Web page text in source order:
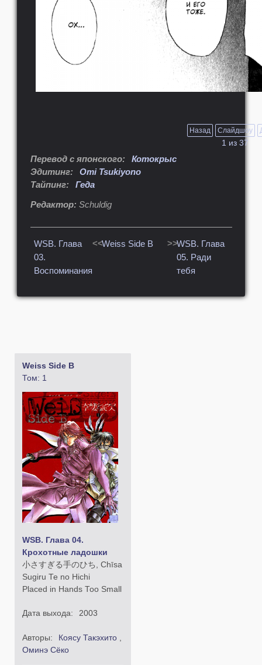
Назад Слайдшоу
1 из 37
Перевод с японского:
Котокрыс
Эдитинг:
Omi Tsukiyono
Тайпинг:
Геда
Редактор: Schuldig
WSB. Глава
03.
Воспоминания
<<Weiss Side B >>WSB. Глава
05. Ради
тебя
Weiss Side B
Том: 1
WSB. Глава 04.
Крохотные ладошки
小さすぎる手のひち, Chīsa
Sugiru Te no Hichi
Placed in Hands Too Small
Дата выхода: 2003
Авторы: Коясу Такэхито
Оминэ Сёко